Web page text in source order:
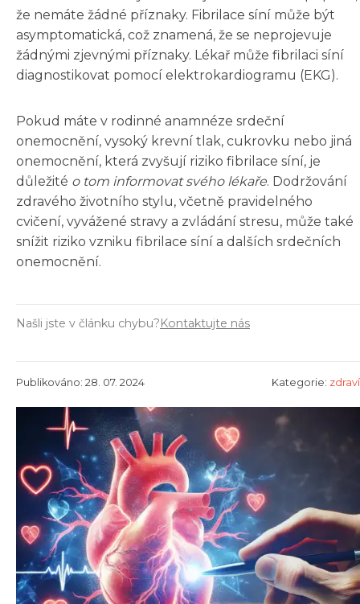
že nemáte žádné příznaky. Fibrilace síní může být
asymptomatická, což znamená, že se neprojevuje
žádnými zjevnými příznaky. Lékař může fibrilaci síní
diagnostikovat pomocí elektrokardiogramu (EKG).
Pokud máte v rodinné anamnéze srdeční
onemocnění, vysoký krevní tlak, cukrovku nebo jiná
onemocnění, která zvyšují riziko fibrilace síní, je
důležité o tom informovat svého lékaře. Dodržování
zdravého životního stylu, včetně pravidelného
cvičení, vyvážené stravy a zvládání stresu, může také
snížit riziko vzniku fibrilace síní a dalších srdečních
onemocnění.
Našli jste v článku chybu?Kontaktujte nás
Publikováno: 28. 07. 2024 Kategorie: zdraví